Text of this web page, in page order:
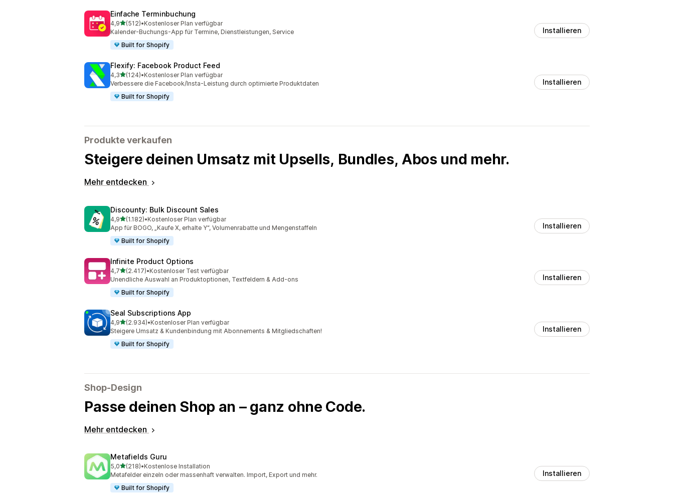
Einfache Terminbuchung
4,9von 5 Sternen
(512)
512 Rezensionen insgesamt
•Kostenloser Plan verfügbar
Kalender-Buchungs-App für Termine, Dienstleistungen, Service
Built for Shopify
Installieren
Flexify: Facebook Product Feed
4,3von 5 Sternen
(124)
124 Rezensionen insgesamt
•Kostenloser Plan verfügbar
Verbessere die Facebook/Insta-Leistung durch optimierte Produktdaten
Built for Shopify
Installieren
Produkte verkaufen
Steigere deinen Umsatz mit Upsells, Bundles, Abos und mehr.
Mehr entdecken
Discounty: Bulk Discount Sales
4,9von 5 Sternen
(1.182)
1182 Rezensionen insgesamt
•Kostenloser Plan verfügbar
App für BOGO, „Kaufe X, erhalte Y“, Volumenrabatte und Mengenstaffeln
Built for Shopify
Installieren
Infinite Product Options
4,7von 5 Sternen
(2.417)
2417 Rezensionen insgesamt
•Kostenloser Test verfügbar
Unendliche Auswahl an Produktoptionen, Textfeldern & Add-ons
Built for Shopify
Installieren
Seal Subscriptions App
4,9von 5 Sternen
(2.934)
2934 Rezensionen insgesamt
•Kostenloser Plan verfügbar
Steigere Umsatz & Kundenbindung mit Abonnements & Mitgliedschaften!
Built for Shopify
Installieren
Shop-Design
Passe deinen Shop an – ganz ohne Code.
Mehr entdecken
Metafields Guru
5,0von 5 Sternen
(218)
218 Rezensionen insgesamt
•Kostenlose Installation
Metafelder einzeln oder massenhaft verwalten. Import, Export und mehr.
Built for Shopify
Installieren